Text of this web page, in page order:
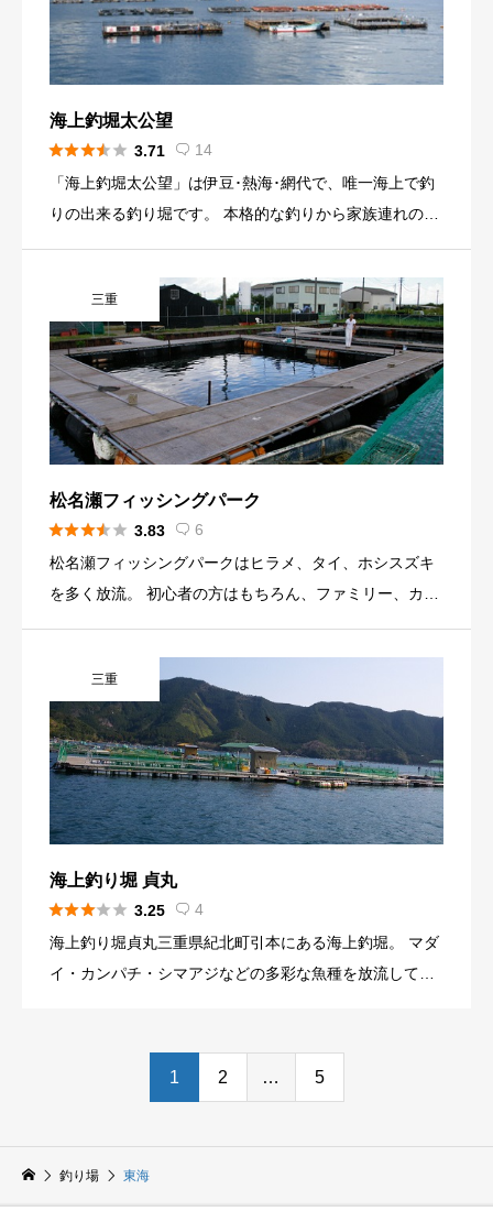
レンジフィッシング！！
海上釣堀太公望
 3.71  14
「海上釣堀太公望」は伊豆･熱海･網代で、唯一海上で釣
りの出来る釣り堀です。 本格的な釣りから家族連れの楽
三重
松名瀬フィッシングパーク
 3.83  6
松名瀬フィッシングパークはヒラメ、タイ、ホシスズキ
を多く放流。 初心者の方はもちろん、ファミリー、カッ
三重
海上釣り堀 貞丸
 3.25  4
海上釣り堀貞丸三重県紀北町引本にある海上釣堀。 マダ
イ・カンパチ・シマアジなどの多彩な魚種を放流してい
1 2 … 5
釣り場 東海